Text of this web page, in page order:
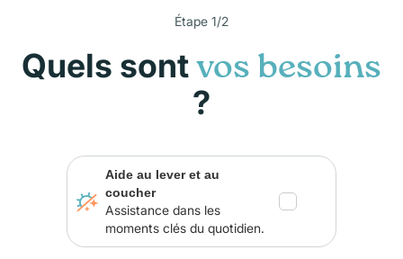
Étape 1/2
Quels sont vos besoins
?
Aide au lever et au
coucher
Assistance dans les
moments clés du quotidien.